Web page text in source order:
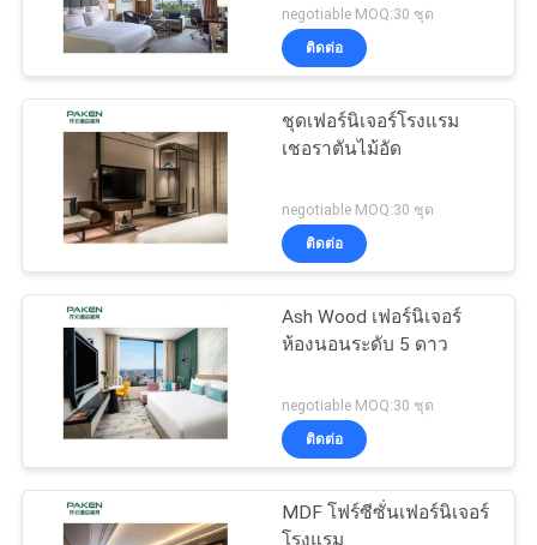
negotiable MOQ:30 ชุด
ติดต่อ
ชุดเฟอร์นิเจอร์โรงแรม
เชอราตันไม้อัด
negotiable MOQ:30 ชุด
ติดต่อ
Ash Wood เฟอร์นิเจอร์
ห้องนอนระดับ 5 ดาว
negotiable MOQ:30 ชุด
ติดต่อ
MDF โฟร์ซีซั่นเฟอร์นิเจอร์
โรงแรม